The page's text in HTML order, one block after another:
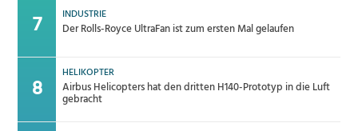
INDUSTRIE
Der Rolls-Royce UltraFan ist zum ersten Mal gelaufen
HELIKOPTER
Airbus Helicopters hat den dritten H140-Prototyp in die Luft
gebracht